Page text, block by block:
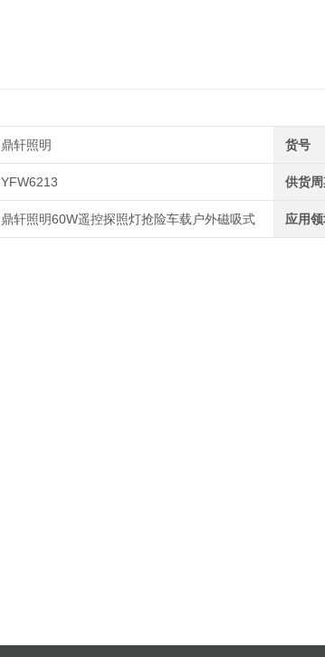
鼎轩照明 货号
YFW6213 供货
鼎轩照明60W遥控探照灯抢险车载户外磁吸式 应用